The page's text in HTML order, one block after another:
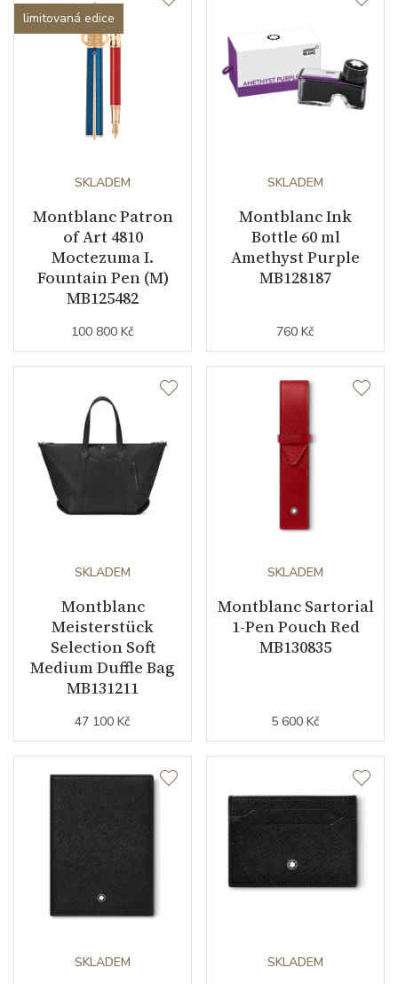
limitovaná edice
SKLADEM
Montblanc Patron
of Art 4810
Moctezuma I.
Fountain Pen (M)
MB125482
100 800 Kč
SKLADEM
Montblanc Ink
Bottle 60 ml
Amethyst Purple
MB128187
760 Kč
SKLADEM
Montblanc
Meisterstück
Selection Soft
Medium Duffle Bag
MB131211
47 100 Kč
SKLADEM
Montblanc Sartorial
1-Pen Pouch Red
MB130835
5 600 Kč
SKLADEM SKLADEM